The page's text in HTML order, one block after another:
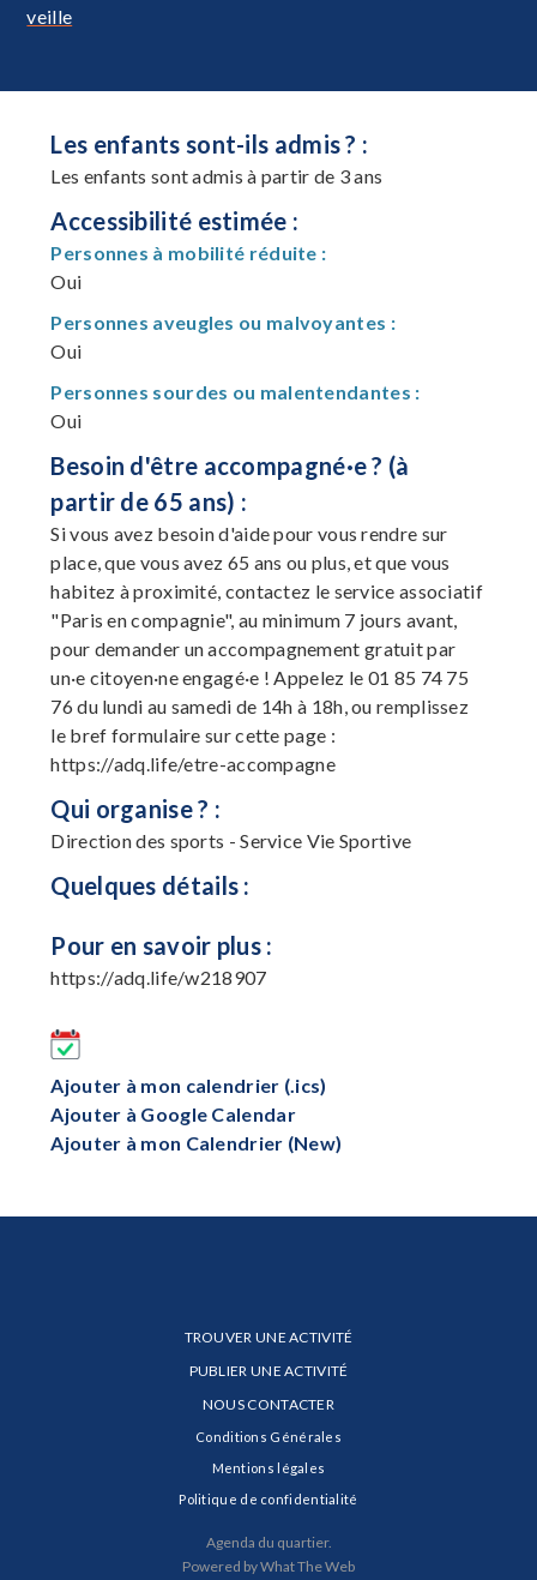
veille
Les enfants sont-ils admis ? :
Les enfants sont admis à partir de 3 ans
Accessibilité estimée :
Personnes à mobilité réduite :
Oui
Personnes aveugles ou malvoyantes :
Oui
Personnes sourdes ou malentendantes :
Oui
Besoin d'être accompagné·e ? (à
partir de 65 ans) :
Si vous avez besoin d'aide pour vous rendre sur
place, que vous avez 65 ans ou plus, et que vous
habitez à proximité, contactez le service associatif
"Paris en compagnie", au minimum 7 jours avant,
pour demander un accompagnement gratuit par
un·e citoyen·ne engagé·e ! Appelez le 01 85 74 75
76 du lundi au samedi de 14h à 18h, ou remplissez
le bref formulaire sur cette page :
https://adq.life/etre-accompagne
Qui organise ? :
Direction des sports - Service Vie Sportive
Quelques détails :
Pour en savoir plus :
https://adq.life/w218907
Ajouter à mon calendrier (.ics)
Ajouter à Google Calendar
Ajouter à mon Calendrier (New)
TROUVER UNE ACTIVITÉ
PUBLIER UNE ACTIVITÉ
NOUS CONTACTER
Conditions Générales
Mentions légales
Politique de confidentialité
Agenda du quartier.
Powered by What The Web